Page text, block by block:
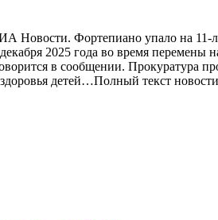
Фортепиано упало на 11-
2025 года во время перемены
в сообщении. Прокуратура
детей…Полный текст